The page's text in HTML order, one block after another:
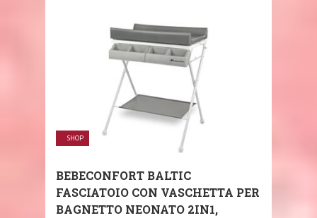
SHOP
BEBECONFORT BALTIC
FASCIATOIO CON VASCHETTA PER
BAGNETTO NEONATO 2IN1,